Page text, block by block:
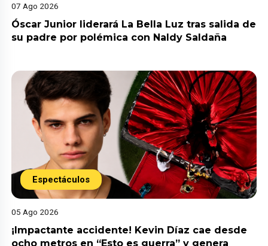
07 Ago 2026
Óscar Junior liderará La Bella Luz tras salida de
su padre por polémica con Naldy Saldaña
Espectáculos
05 Ago 2026
¡Impactante accidente! Kevin Díaz cae desde
ocho metros en “Esto es guerra” y genera